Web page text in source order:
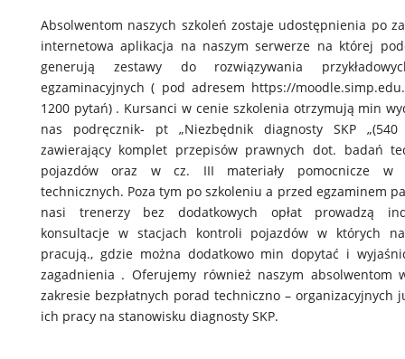
Absolwentom naszych szkoleń zostaje udostępnienia po
internetowa aplikacja na naszym serwerze na której
generują zestawy do rozwiązywania
egzaminacyjnych ( pod adresem https://
1200 pytań) . Kursanci w cenie szkolenia otrzymują min
nas podręcznik- pt „Niezbędnik diagnosty SKP
zawierający komplet przepisów prawnych dot. badań
pojazdów oraz w cz. III materiały pomocnicze w
technicznych. Poza tym po szkoleniu a przed egzaminem
nasi trenerzy bez dodatkowych opłat prowadzą
konsultacje w stacjach kontroli pojazdów w których
pracują., gdzie można dodatkowo min dopytać i
zagadnienia . Oferujemy również naszym absolwentom
zakresie bezpłatnych porad techniczno – organizacyjnych
ich pracy na stanowisku diagnosty SKP.